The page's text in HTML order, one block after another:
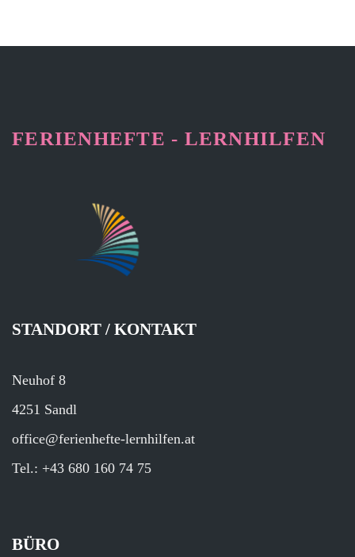
FERIENHEFTE - LERNHILFEN
STANDORT / KONTAKT
Neuhof 8
4251 Sandl
office@ferienhefte-lernhilfen.at
Tel.: +43 680 160 74 75
BÜRO